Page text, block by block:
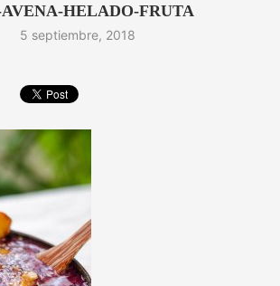
HELADO-FRUTA
5 septiembre, 2018